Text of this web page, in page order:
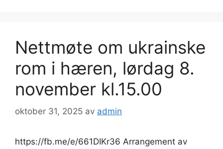
Nettmøte om ukrainske
rom i hæren, lørdag 8.
november kl.15.00
oktober 31, 2025 av admin
https://fb.me/e/661DIKr36 Arrangement av